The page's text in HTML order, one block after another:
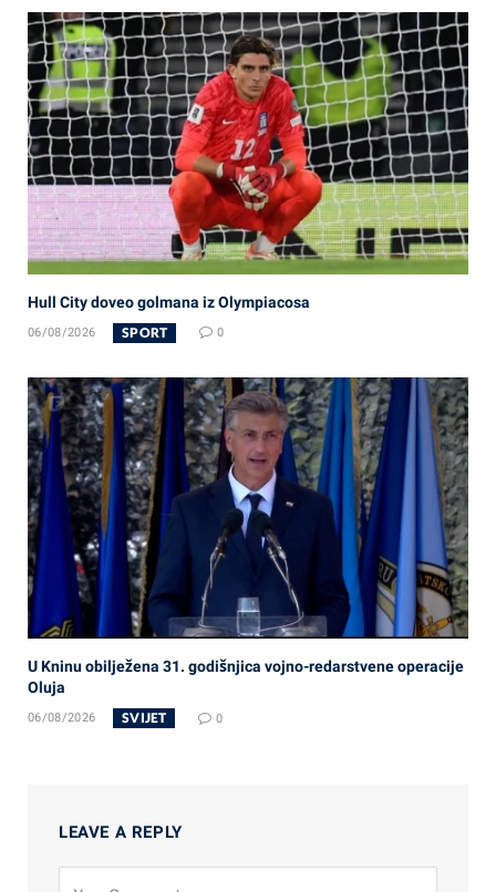
Hull City doveo golmana iz Olympiacosa
06/08/2026 SPORT 0
U Kninu obilježena 31. godišnjica vojno-redarstvene operacije
Oluja
06/08/2026 SVIJET 0
LEAVE A REPLY